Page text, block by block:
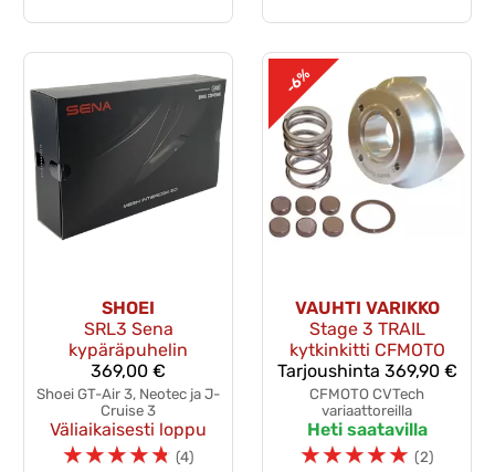
SHOEI
SRL3 Sena
kypäräpuhelin
369,00 €
Shoei GT-Air 3, Neotec ja J-
Cruise 3
Väliaikaisesti loppu
☆☆☆☆☆ (4)
-6%
VAUHTI VARIKKO
Stage 3 TRAIL
kytkinkitti CFMOTO
Tarjoushinta 369,90 €
CFMOTO CVTech
variaattoreilla
Heti saatavilla
☆☆☆☆☆ (2)